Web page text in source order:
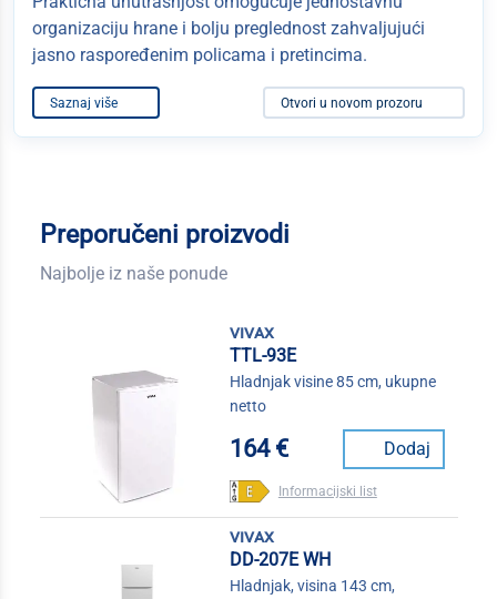
organizaciju hrane i bolju preglednost zahvaljujući
jasno raspoređenim policama i pretincima.
Saznaj više Otvori u novom prozoru
Preporučeni proizvodi
Najbolje iz naše ponude
vivax
TTL-93E
Hladnjak visine 85 cm, ukupne
netto
164 € Dodaj
Informacijski list
vivax
DD-207E WH
Hladnjak, visina 143 cm,